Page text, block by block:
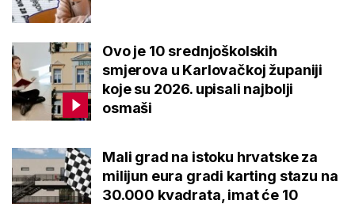
Ovo je 10 srednjoškolskih
smjerova u Karlovačkoj županiji
koje su 2026. upisali najbolji
osmaši
Mali grad na istoku hrvatske za
milijun eura gradi karting stazu na
30.000 kvadrata, imat će 10